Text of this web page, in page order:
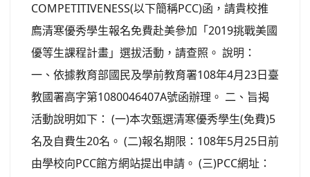
COMPETITIVENESS(以下簡稱PCC)函，請貴校推
廌清寒優秀學生報名免費赴美參加「2019挑戰美國
優等生課程計畫」選拔活動，請查照。 說明：
一、依據教育部國民及學前教育署108年4月23日臺
教國署高字第1080046407A號函辦理。 二、旨揭
活動說明如下： (一)本次甄選清寒優秀學生(免費)5
名及自費生20名。 (二)報名期限：108年5月25日前
由學校向PCC館方網站提出申請。 (三)PCC網址：